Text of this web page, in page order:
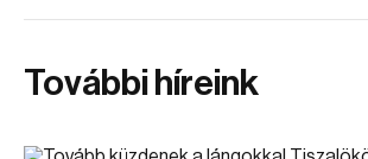
További híreink